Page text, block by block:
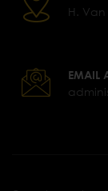
H. Van
EMAIL